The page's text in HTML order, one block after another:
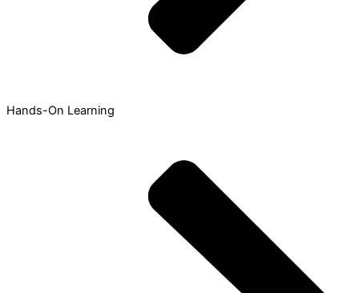
Hands-On Learning